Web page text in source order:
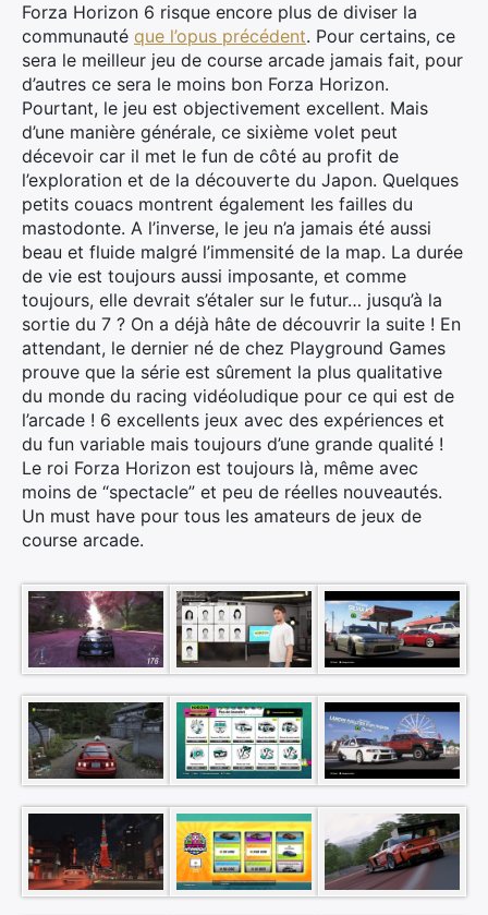
Forza Horizon 6 risque encore plus de diviser la
communauté que l’opus précédent. Pour certains, ce
sera le meilleur jeu de course arcade jamais fait, pour
d’autres ce sera le moins bon Forza Horizon.
Pourtant, le jeu est objectivement excellent. Mais
d’une manière générale, ce sixième volet peut
décevoir car il met le fun de côté au profit de
l’exploration et de la découverte du Japon. Quelques
petits couacs montrent également les failles du
mastodonte. A l’inverse, le jeu n’a jamais été aussi
beau et fluide malgré l’immensité de la map. La durée
de vie est toujours aussi imposante, et comme
toujours, elle devrait s’étaler sur le futur… jusqu’à la
sortie du 7 ? On a déjà hâte de découvrir la suite ! En
attendant, le dernier né de chez Playground Games
prouve que la série est sûrement la plus qualitative
du monde du racing vidéoludique pour ce qui est de
l’arcade ! 6 excellents jeux avec des expériences et
du fun variable mais toujours d’une grande qualité !
Le roi Forza Horizon est toujours là, même avec
moins de “spectacle” et peu de réelles nouveautés.
Un must have pour tous les amateurs de jeux de
course arcade.